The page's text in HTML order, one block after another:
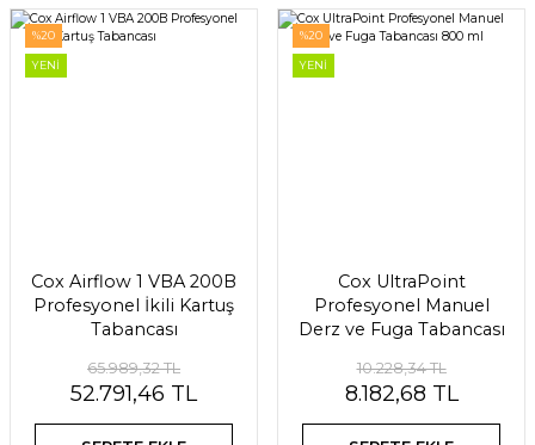
%20
YENİ
Cox Airflow 1 VBA 200B
Profesyonel İkili Kartuş
Tabancası
65.989,32 TL
52.791,46 TL
%20
YENİ
Cox UltraPoint
Profesyonel Manuel
Derz ve Fuga Tabancası
10.228,34 TL
8.182,68 TL